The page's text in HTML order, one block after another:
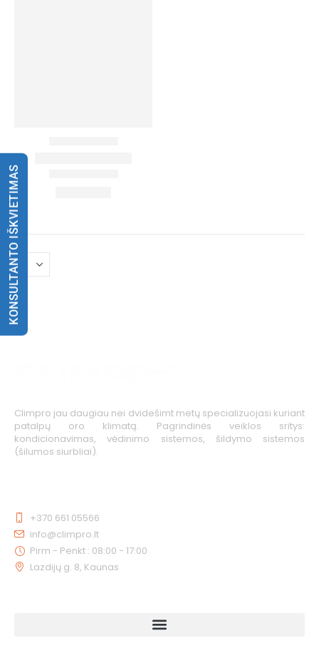
Climpro jau daugiau nei dvidešimt metų specializuojasi kuriant
patalpų oro klimatą. Pagrindinės veiklos sritys:
kondicionavimas, vėdinimo sistemos, šildymo sistemos
(šilumos siurbliai).
+370 661 05566
info@climpro.lt
Pirm - Penkt : 08:00 - 17:00
Lazdijų g. 8, Kaunas
KONSULTANTO IŠKVIETIMAS